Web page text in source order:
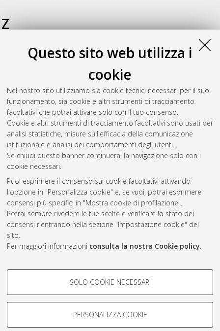
Questo sito web utilizza i
cookie
Nel nostro sito utilizziamo sia cookie tecnici necessari per il suo
funzionamento, sia cookie e altri strumenti di tracciamento
facoltativi che potrai attivare solo con il tuo consenso.
Cookie e altri strumenti di tracciamento facoltativi sono usati per
analisi statistiche, misure sull'efficacia della comunicazione
istituzionale e analisi dei comportamenti degli utenti.
Se chiudi questo banner continuerai la navigazione solo con i
cookie necessari.
Puoi esprimere il consenso sui cookie facoltativi attivando
l'opzione in "Personalizza cookie" e, se vuoi, potrai esprimere
consensi più specifici in "Mostra cookie di profilazione".
Potrai sempre rivedere le tue scelte e verificare lo stato dei
consensi rientrando nella sezione "Impostazione cookie" del
sito.
Per maggiori informazioni consulta la nostra Cookie policy.
COOKIE DI PROFILAZIONE -
Si tratta di cookie utilizzati per analizzare le caratteristiche della
navigazione degli utenti, creare profili in base al loro comportamento
SOLO COOKIE NECESSARI
PERSONALIZZA COOKIE
Z
Zdybel, Karol Bolko(2026)The thin boundary between
custom and law – a law and economics approach,
[Dissertation thesis], Alma Mater Studiorum Università di
Bologna. Dottorato di ricerca inEuropean doctorate in law
and economics , 35 Ciclo. DOI
10.48676/unibo/amsdottorato/12573.
Questa lista e' stata generata il Thu Aug 6 20:38:48 2026
Atom
Rss 1.0
Rss 2.0
ISSN: 2038-7946
Impostazioni Cookie
Informativa sulla privacy
Condizioni d’uso del sito